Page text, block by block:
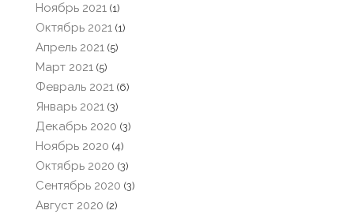
Ноябрь 2021 (1)
Октябрь 2021 (1)
Апрель 2021 (5)
Март 2021 (5)
Февраль 2021 (6)
Январь 2021 (3)
Декабрь 2020 (3)
Ноябрь 2020 (4)
Октябрь 2020 (3)
Сентябрь 2020 (3)
Август 2020 (2)